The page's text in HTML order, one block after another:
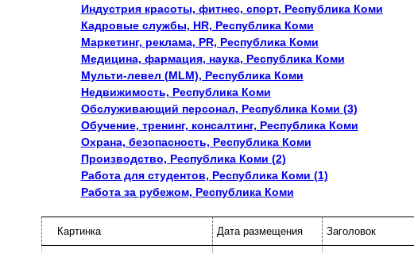
Индустрия красоты, фитнес, спорт, Республика Коми
Кадровые службы, HR, Республика Коми
Маркетинг, реклама, PR, Республика Коми
Медицина, фармация, наука, Республика Коми
Мульти-левел (MLM), Республика Коми
Недвижимость, Республика Коми
Обслуживающий персонал, Республика Коми (3)
Обучение, тренинг, консалтинг, Республика Коми
Охрана, безопасность, Республика Коми
Производство, Республика Коми (2)
Работа для студентов, Республика Коми (1)
Работа за рубежом, Республика Коми
Картинка Дата размещения Заголовок